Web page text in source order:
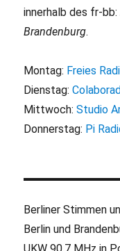
innerhalb des fr-bb:
Brandenburg.
Montag: Freies
Dienstag:
Mittwoch:Studio
Donnerstag: Pi
Berliner Stimmen
Berlin und